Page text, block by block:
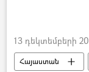
13 դեկտեմբերի
Հայաստան